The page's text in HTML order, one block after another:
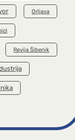
Orljava
Revija Šibenik